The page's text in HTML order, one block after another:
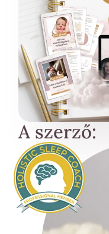
A szerző: